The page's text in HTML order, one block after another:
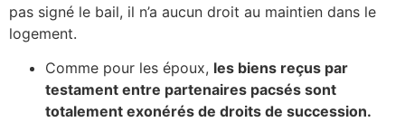
pas signé le bail, il n’a aucun droit au maintien dans le
logement.
Comme pour les époux, les biens reçus par
testament entre partenaires pacsés sont
totalement exonérés de droits de succession.